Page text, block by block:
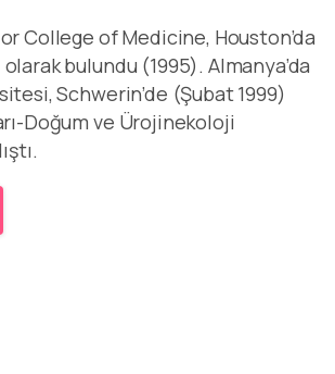
College of Medicine, Houston’da
bulundu (1995). Almanya’da
Schwerin’de (Şubat 1999)
Doğum ve Ürojinekoloji